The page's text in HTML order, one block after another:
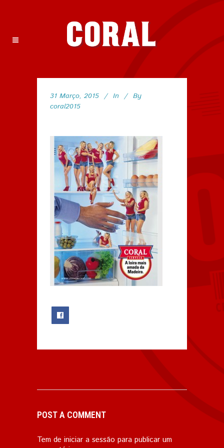
31 Março, 2015 In
By
coral2015
POST A COMMENT
Tem de iniciar a sessão para publicar um